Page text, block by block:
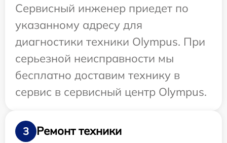
Сервисный инженер приедет по
указанному адресу для
диагностики техники Olympus. При
серьезной неисправности мы
бесплатно доставим технику в
сервис в сервисный центр Olympus.
3
Ремонт техники